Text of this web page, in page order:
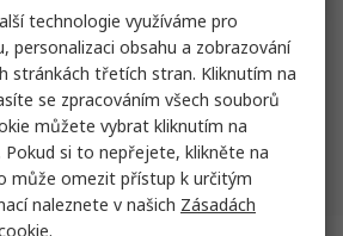
2 3
69
na stránku
20 50 100
Zpět nahoru
technologie využíváme pro
personalizaci obsahu a zobrazování
stránkách třetích stran. Kliknutím na
se zpracováním všech souborů
můžete vybrat kliknutím na
Pokud si to nepřejete, klikněte na
může omezit přístup k určitým
naleznete v našich Zásadách
.